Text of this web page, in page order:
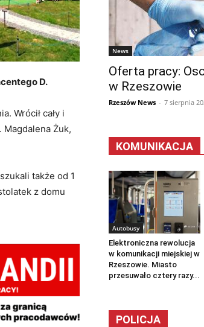
D.
Wrócił cały i
Magdalena Żuk,
także od 1
z domu
News
Oferta pracy:
w Rzeszowie
Rzeszów News - 7 sierpnia
KOMUNIKACJA
Autobusy
Elektroniczna rewolucja
w komunikacji miejskiej w
Rzeszowie. Miasto
przesuwało cztery razy...
POLICJA